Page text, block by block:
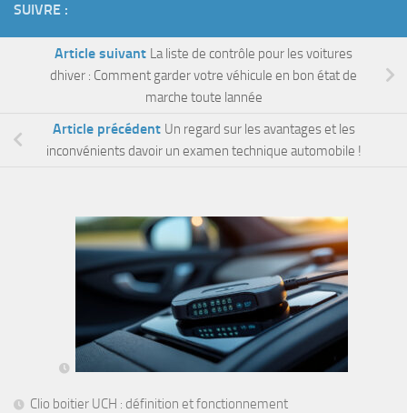
SUIVRE :
Article suivant La liste de contrôle pour les voitures
dhiver : Comment garder votre véhicule en bon état de
marche toute lannée
Article précédent Un regard sur les avantages et les
inconvénients davoir un examen technique automobile !
Clio boitier UCH : définition et fonctionnement